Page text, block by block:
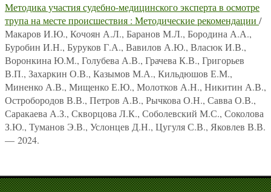
Методика участия судебно-медицинского эксперта в осмотре
трупа на месте происшествия : Методические рекомендации /
Макаров И.Ю., Кочоян А.Л., Баранов М.Л., Бородина А.А.,
Буробин И.Н., Буруков Г.А., Вавилов А.Ю., Власюк И.В.,
Воронкина Ю.М., Голубева А.В., Грачева К.В., Григорьев
В.П., Захаркин О.В., Казымов М.А., Кильдюшов Е.М.,
Миненко А.В., Мищенко Е.Ю., Молотков А.Н., Никитин А.В.,
Остробородов В.В., Петров А.В., Рычкова О.Н., Савва О.В.,
Саракаева А.З., Скворцова Л.К., Соболевский М.С., Соколова
З.Ю., Туманов Э.В., Услонцев Д.Н., Цугуля С.В., Яковлев В.В.
— 2024.